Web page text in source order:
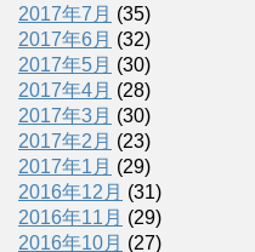
2017年7月 (35)
2017年6月 (32)
2017年5月 (30)
2017年4月 (28)
2017年3月 (30)
2017年2月 (23)
2017年1月 (29)
2016年12月 (31)
2016年11月 (29)
2016年10月 (27)